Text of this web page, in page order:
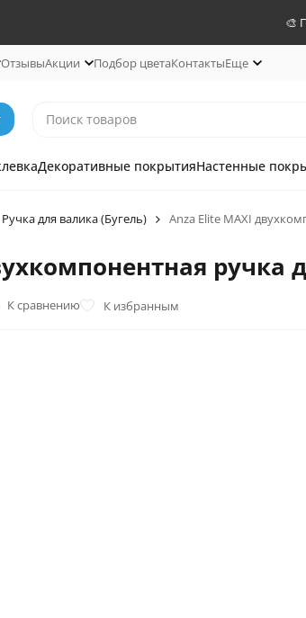
🎨
ОтзывыАкции Подбор цветаКонтактыЕще
Декоративные покрытияНастенные
Ручка для валика (Бугель) Anza Elite MAXI
ручка
К сравнению К избранным